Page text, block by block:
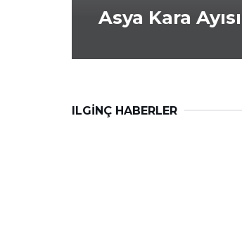
Asya Kara Ayısı
ILGINÇ HABERLER